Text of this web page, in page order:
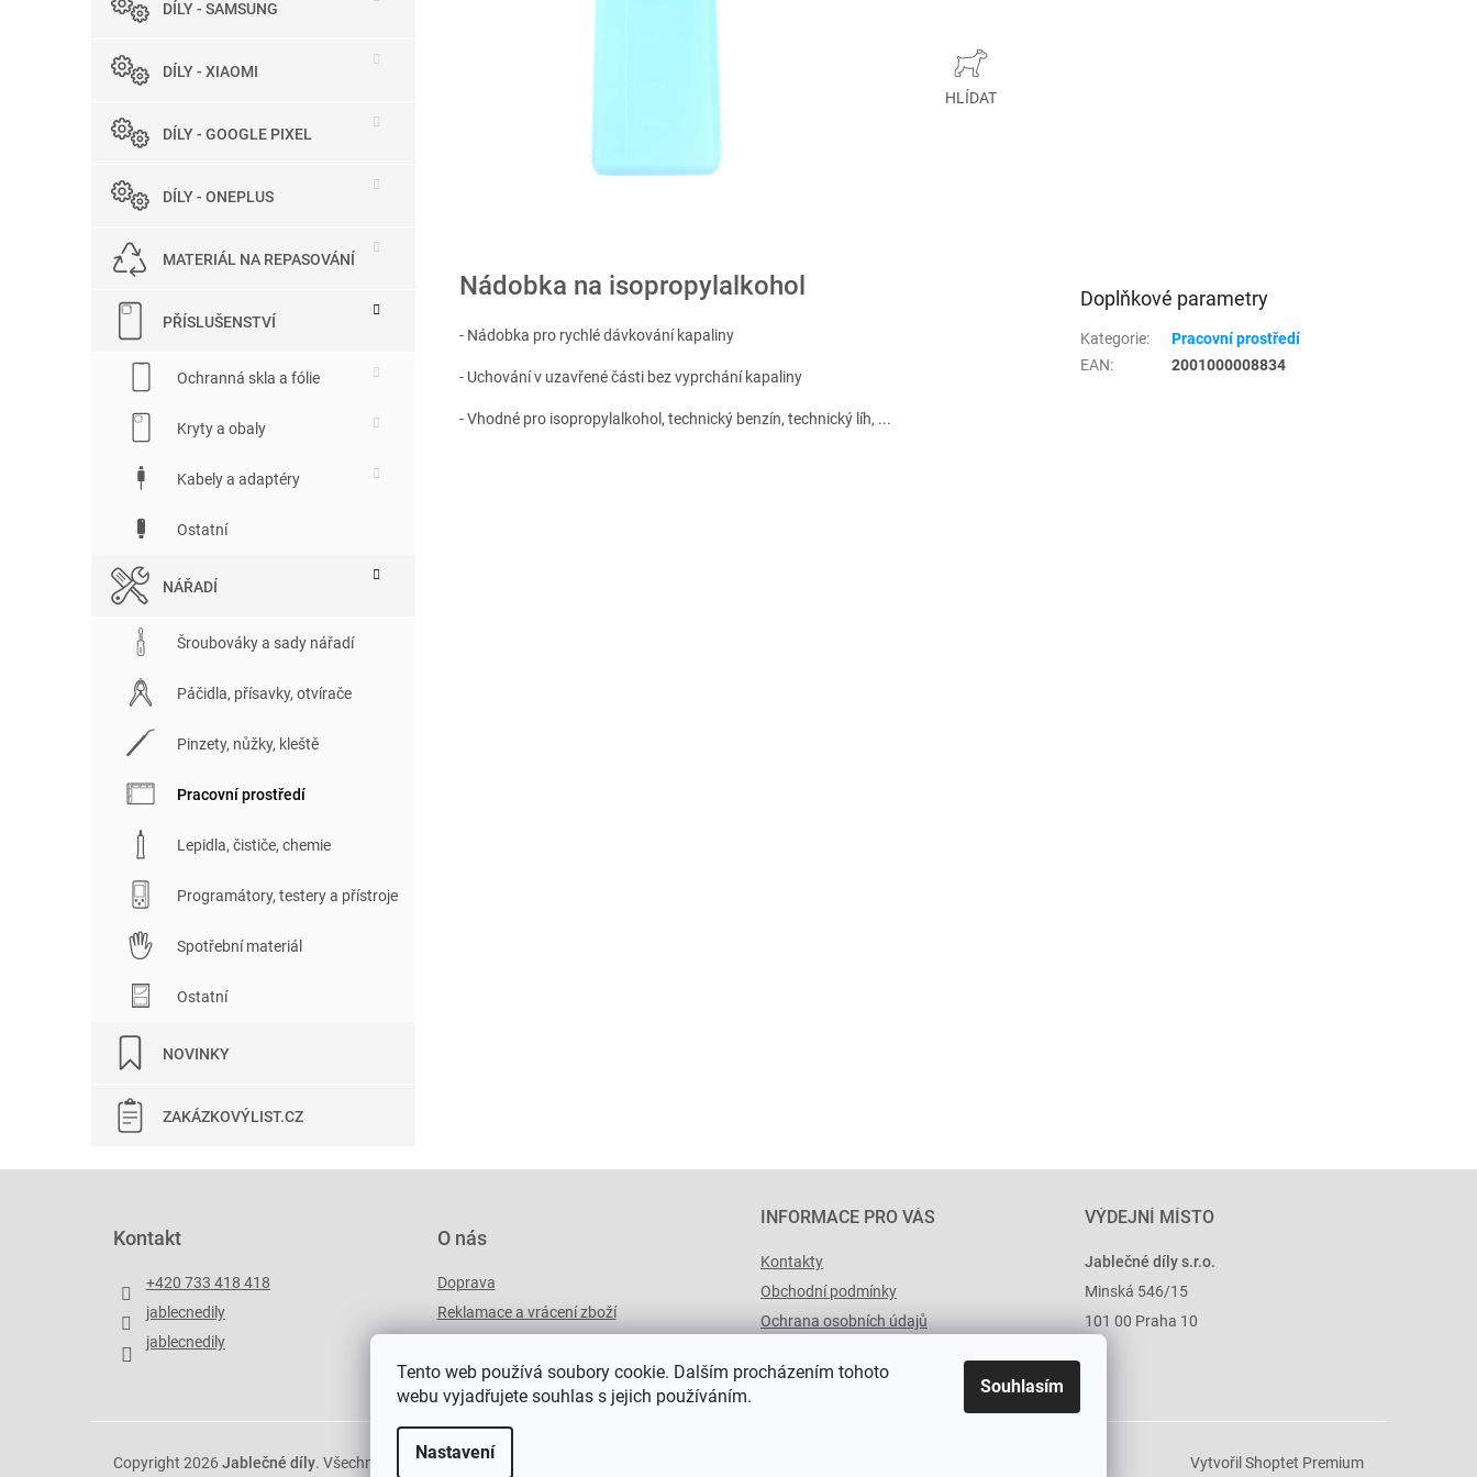
Tento web používá soubory cookie. Dalším procházením tohoto
webu vyjadřujete souhlas s jejich používáním.
Nastavení
Souhlasím
DÍLY - SAMSUNG
DÍLY - XIAOMI
DÍLY - GOOGLE PIXEL
DÍLY - ONEPLUS
MATERIÁL NA REPASOVÁNÍ
PŘÍSLUŠENSTVÍ
Ochranná skla a fólie
Kryty a obaly
Kabely a adaptéry
Ostatní
NÁŘADÍ
Šroubováky a sady nářadí
Páčidla, přísavky, otvírače
Pinzety, nůžky, kleště
Pracovní prostředí
Lepidla, čističe, chemie
Programátory, testery a přístroje
Spotřební materiál
Ostatní
NOVINKY
ZAKÁZKOVÝLIST.CZ
HLÍDAT
Nádobka na isopropylalkohol
- Nádobka pro rychlé dávkování kapaliny
- Uchování v uzavřené části bez vyprchání kapaliny
- Vhodné pro isopropylalkohol, technický benzín, technický líh, ...
Doplňkové parametry
Kategorie:
Pracovní prostředí
EAN: 2001000008834
Kontakt
+420 733 418 418
jablecnedily
jablecnedily
O nás
Doprava
Reklamace a vrácení zboží
INFORMACE PRO VÁS
Kontakty
Obchodní podmínky
Ochrana osobních údajů
VÝDEJNÍ MÍSTO
Jablečné díly s.r.o.
Minská 546/15
101 00 Praha 10
Vytvořil Shoptet Premium
Copyright 2026 Jablečné díly. Všechna práva vyhrazena.